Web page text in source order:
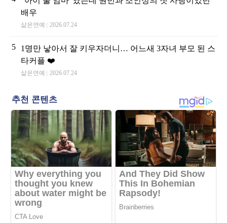
배우
삶은연예 2026.07.24
5
1명만 낳아서 잘 키우자더니… 어느새 3자녀 부모 된 스
타커플 ❤️
삶은연예 2026.07.24